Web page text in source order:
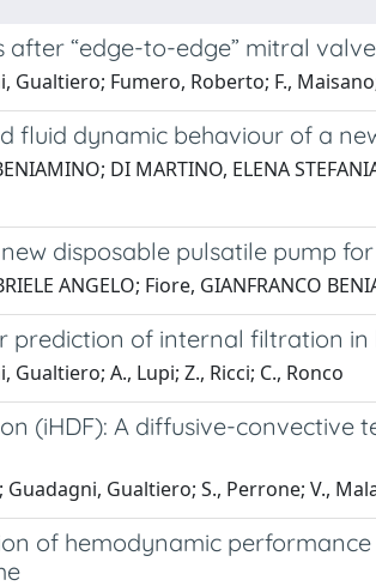
“edge-to-edge” mitral
Gualtiero; Fumero, Roberto; F.,
fluid dynamic behaviour of a
DI MARTINO, ELENA
disposable pulsatile pump
ANGELO; Fiore, GIANFRANCO
prediction of internal filtration
Gualtiero; A., Lupi; Z., Ricci; C., Ronco
(iHDF): A diffusive-
Guadagni, Gualtiero; S., Perrone; V.,
of hemodynamic